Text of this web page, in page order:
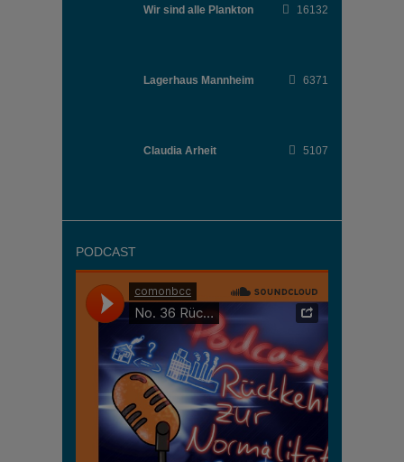
Wir sind alle Plankton 16132
Lagerhaus Mannheim 6371
Claudia Arheit 5107
PODCAST